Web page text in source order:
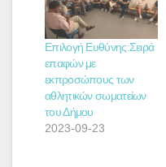
Επιλογή Ευθύνης:Σειρά
επαφών με
εκπροσώπους των
αθλητικών σωματείων
του Δήμου
2023-09-23